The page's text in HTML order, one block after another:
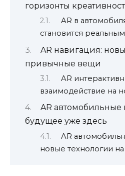
горизонты
AR в
становится реальным
AR навигация:
привычные вещи
AR
взаимодействие на
AR
будущее уже здесь
AR
новые технологии